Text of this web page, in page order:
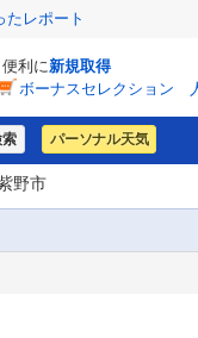
レポート
便利に新規取得
ボーナスセレクション
パーソナル天気
野市